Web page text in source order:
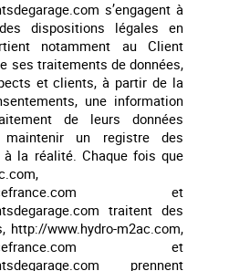
s’engagent à
dispositions légales en
notamment au Client
ses traitements de données,
et clients, à partir de la
une information
de leurs données
un registre des
la réalité. Chaque fois que
et
traitent des
http://www.hydro-m2ac.com,
et
prennent